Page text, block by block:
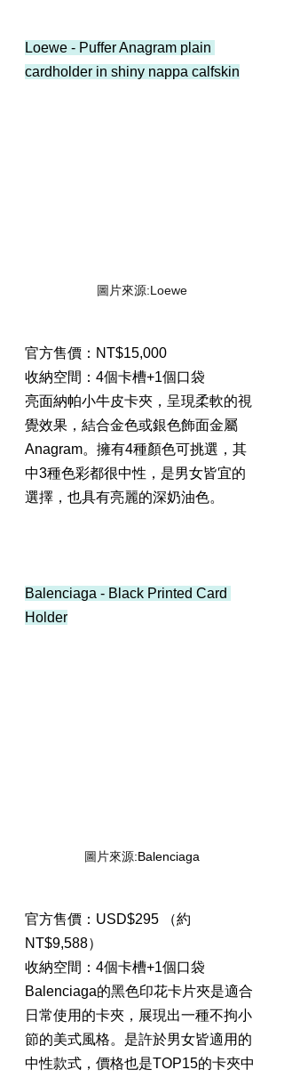
Loewe - Puffer Anagram plain
cardholder in shiny nappa calfskin
圖片來源:Loewe
官方售價：NT$15,000
收納空間：4個卡槽+1個口袋
亮面納帕小牛皮卡夾，呈現柔軟的視
覺效果，結合金色或銀色飾面金屬
Anagram。擁有4種顏色可挑選，其
中3種色彩都很中性，是男女皆宜的
選擇，也具有亮麗的深奶油色。
Balenciaga - Black Printed Card
Holder
圖片來源:Balenciaga
官方售價：USD$295 （約
NT$9,588）
收納空間：4個卡槽+1個口袋
Balenciaga的黑色印花卡片夾是適合
日常使用的卡夾，展現出一種不拘小
節的美式風格。是許於男女皆適用的
中性款式，價格也是TOP15的卡夾中